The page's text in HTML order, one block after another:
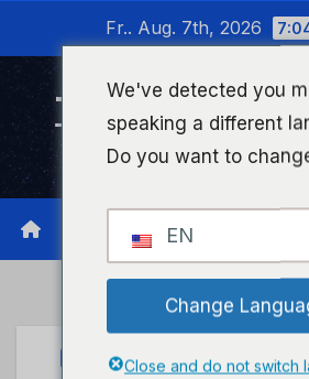
wechseln
Fr.. Aug. 7th, 2026
Timeline Bad
Infonetzwerk für Bad
UNCATEGORIZED
We've detected you
speaking a different
Do you want to
EN
Change
Close and do not switch